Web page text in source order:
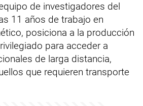
de investigadores del
11 años de trabajo en
posiciona a la producción
para acceder a
de larga distancia,
que requieren transporte